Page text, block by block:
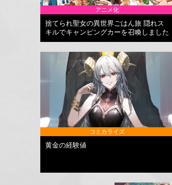
アニメ化
捨てられ聖女の異世界ごはん旅 隠れス
キルでキャンピングカーを召喚しました
コミカライズ
黄金の経験値